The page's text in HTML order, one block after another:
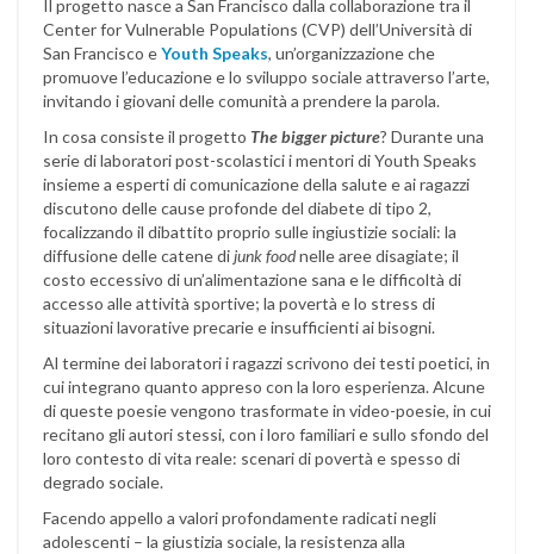
Il progetto nasce a San Francisco dalla collaborazione tra il
Center for Vulnerable Populations (CVP) dell’Università di
San Francisco eYouth Speaks, un’organizzazione che
promuove l’educazione e lo sviluppo sociale attraverso l’arte,
invitando i giovani delle comunità a prendere la parola.
In cosa consiste il progetto The bigger picture? Durante una
serie di laboratori post-scolastici i mentori di Youth Speaks
insieme a esperti di comunicazione della salute e ai ragazzi
discutono delle cause profonde del diabete di tipo 2,
focalizzando il dibattito proprio sulle ingiustizie sociali: la
diffusione delle catene dijunk foodnelle aree disagiate; il
costo eccessivo di un’alimentazione sana e le difficoltà di
accesso alle attività sportive; la povertà e lo stress di
situazioni lavorative precarie e insufficienti ai bisogni.
Al termine dei laboratori i ragazzi scrivono dei testi poetici, in
cui integrano quanto appreso con la loro esperienza. Alcune
di queste poesie vengono trasformate in video-poesie, in cui
recitano gli autori stessi, con i loro familiari e sullo sfondo del
loro contesto di vita reale: scenari di povertà e spesso di
degrado sociale.
Facendo appello a valori profondamente radicati negli
adolescenti – la giustizia sociale, la resistenza alla